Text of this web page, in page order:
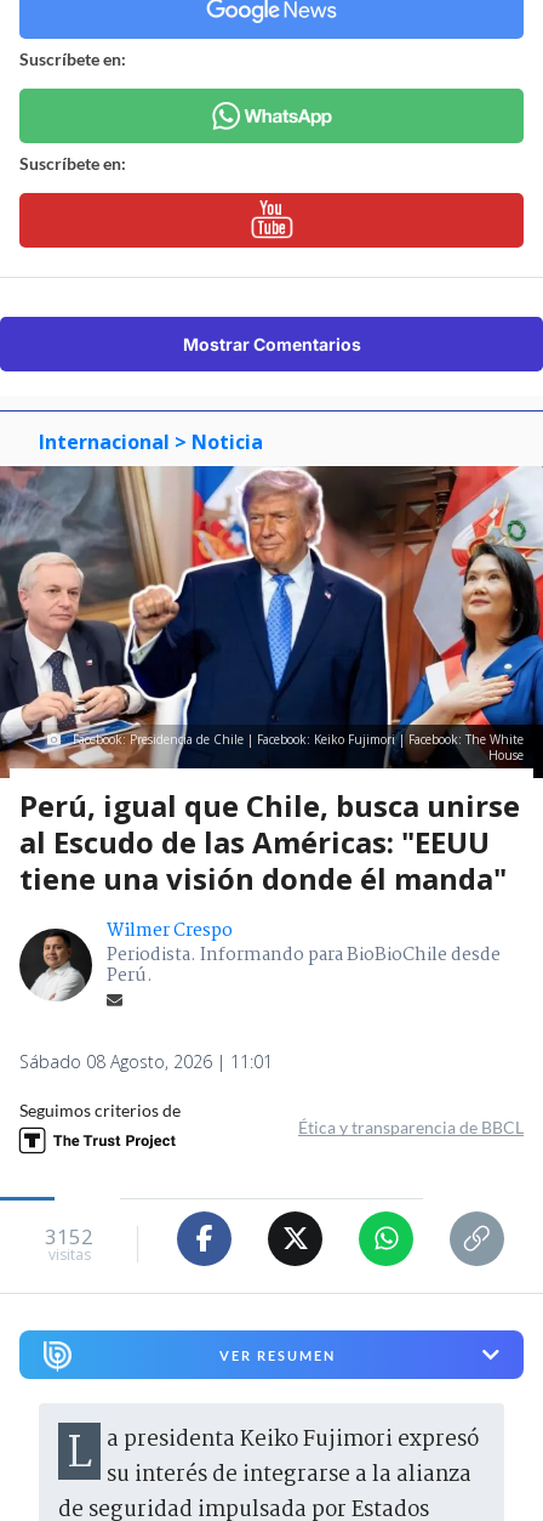
Suscríbete en:
Suscríbete en:
Mostrar Comentarios
Internacional > Noticia
Facebook: Presidencia de Chile | Facebook: Keiko Fujimori | Facebook: The White
House
Perú, igual que Chile, busca unirse
al Escudo de las Américas: "EEUU
tiene una visión donde él manda"
Wilmer Crespo
Periodista. Informando para BioBioChile desde
Perú.
Sábado 08 Agosto, 2026 | 11:01
Seguimos criterios de
Ética y transparencia de BBCL
3152
visitas
VER RESUMEN
La presidenta Keiko Fujimori expresó su interés de integrarse a la alianza
de seguridad impulsada por Estados